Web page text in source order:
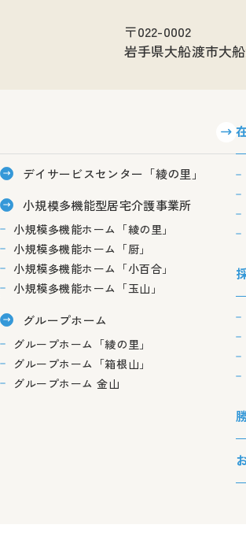
〒022-0002
岩手県大船渡市大
デイサービスセンター「綾の里」
小規模多機能型居宅介護事業所
小規模多機能ホーム「綾の里」
小規模多機能ホーム「厨」
小規模多機能ホーム「小百合」
小規模多機能ホーム「玉山」
グループホーム
グループホーム「綾の里」
グループホーム「箱根山」
グループホーム 金山